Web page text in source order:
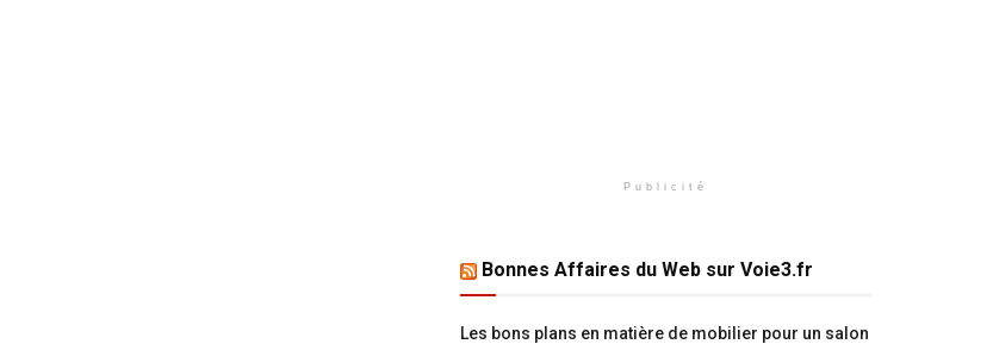
Publicité
Bonnes Affaires du Web sur Voie3.fr
Les bons plans en matière de mobilier pour un salon